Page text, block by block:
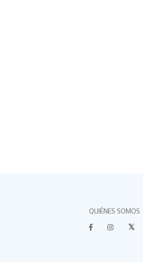
QUIÉNES SOMOS